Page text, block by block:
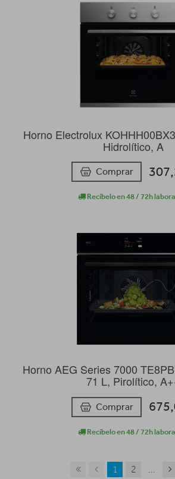
Horno Electrolux
Hidrolítico, A
Comprar
Recíbelo en 48 / 72h
Horno AEG Series 7000
71 L, Pirolítico,
Comprar
Recíbelo en 48 / 72h
1 2 ...